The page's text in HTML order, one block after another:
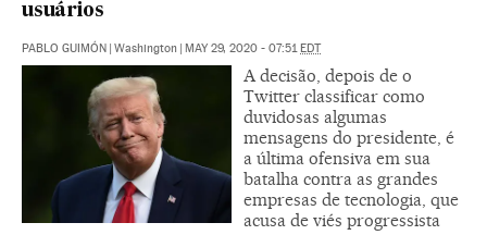
usuários
PABLO GUIMÓN | Washington | MAY 29, 2020 - 07:51EDT
A decisão, depois de o
Twitter classificar como
duvidosas algumas
mensagens do presidente, é
a última ofensiva em sua
batalha contra as grandes
empresas de tecnologia, que
acusa de viés progressista